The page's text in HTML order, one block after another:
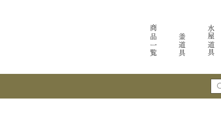
商品一覧 釜道具 水屋道具